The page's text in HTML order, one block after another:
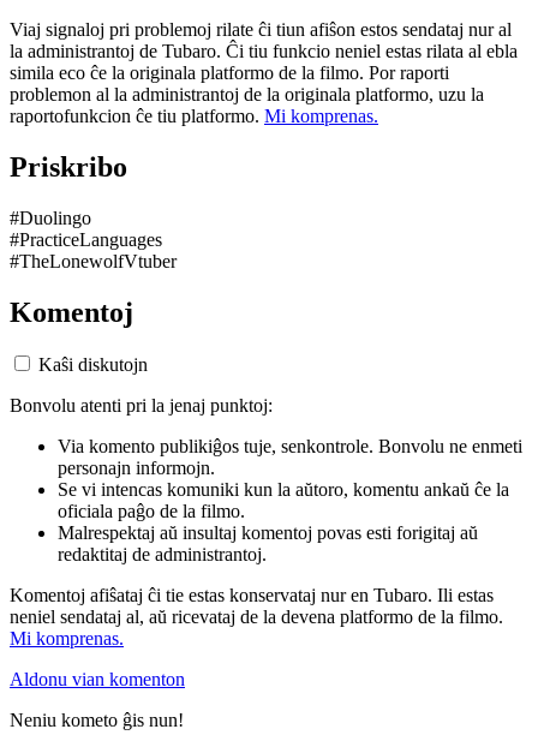
Viaj signaloj pri problemoj rilate ĉi tiun afiŝon estos sendataj nur al
la administrantoj de Tubaro. Ĉi tiu funkcio neniel estas rilata al ebla
simila eco ĉe la originala platformo de la filmo. Por raporti
problemon al la administrantoj de la originala platformo, uzu la
raportofunkcion ĉe tiu platformo. Mi komprenas.
Priskribo
#Duolingo
#PracticeLanguages
#TheLonewolfVtuber
Komentoj
Kaŝi diskutojn
Bonvolu atenti pri la jenaj punktoj:
Via komento publikiĝos tuje, senkontrole. Bonvolu ne enmeti
personajn informojn.
Se vi intencas komuniki kun la aŭtoro, komentu ankaŭ ĉe la
oficiala paĝo de la filmo.
Malrespektaj aŭ insultaj komentoj povas esti forigitaj aŭ
redaktitaj de administrantoj.
Komentoj afiŝataj ĉi tie estas konservataj nur en Tubaro. Ili estas
neniel sendataj al, aŭ ricevataj de la devena platformo de la filmo.
Mi komprenas.
Aldonu vian komenton
Neniu kometo ĝis nun!